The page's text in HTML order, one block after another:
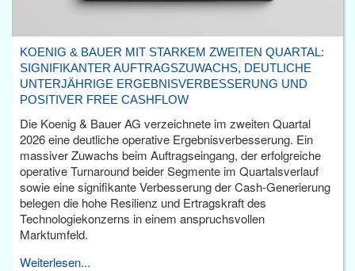
KOENIG & BAUER MIT STARKEM ZWEITEN QUARTAL:
SIGNIFIKANTER AUFTRAGSZUWACHS, DEUTLICHE
UNTERJÄHRIGE ERGEBNISVERBESSERUNG UND
POSITIVER FREE CASHFLOW
Die Koenig & Bauer AG verzeichnete im zweiten Quartal
2026 eine deutliche operative Ergebnisverbesserung. Ein
massiver Zuwachs beim Auftragseingang, der erfolgreiche
operative Turnaround beider Segmente im Quartalsverlauf
sowie eine signifikante Verbesserung der Cash-Generierung
belegen die hohe Resilienz und Ertragskraft des
Technologiekonzerns in einem anspruchsvollen
Marktumfeld.
Weiterlesen...